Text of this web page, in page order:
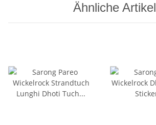
Ähnliche Artikel